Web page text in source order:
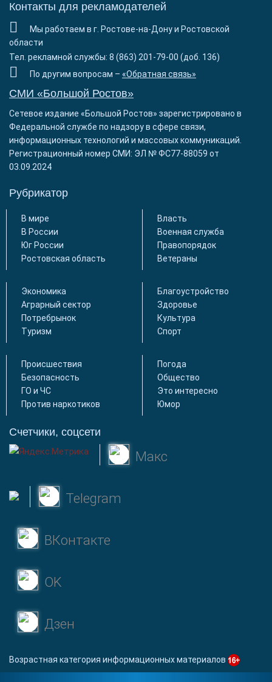
Контакты для рекламодателей
Мы работаем в г. Ростове-на-Дону и Ростовской
области
Тел. рекламной службы: 8 (863) 201-79-00 (доб. 136)
По другим вопросам – «Обратная связь»
СМИ «Большой Ростов»
Сетевое издание «Большой Ростов» зарегистрировано в
Федеральной службе по надзору в сфере связи,
информационных технологий и массовых коммуникаций.
Регистрационный номер СМИ: ЭЛ № ФС77-88059 от
03.09.2024
Рубрикатор
В мире
В России
Юг России
Ростовская область
Власть
Военная служба
Правопорядок
Ветераны
Экономика
Аграрный сектор
Потребрынок
Туризм
Благоустройство
Здоровье
Культура
Спорт
Происшествия
Безопасность
ГО и ЧС
Против наркотиков
Погода
Общество
Это интересно
Юмор
Счетчики, соцсети
Макс
Telegram
ВКонтакте
OK
Дзен
Возрастная категория информационных материалов